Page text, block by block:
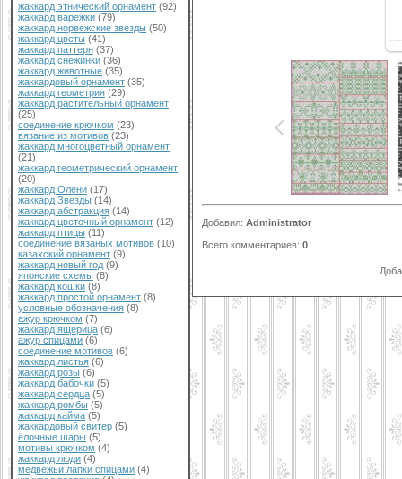
жаккард этнический орнамент (92)
жаккард варежки (79)
жаккард норвежские звезды (50)
жаккард цветы (41)
жаккард паттерн (37)
жаккард снежинки (36)
жаккард животные (35)
жаккардовый орнамент (35)
жаккард геометрия (29)
жаккард растительный орнамент
(25)
соединение крючком (23)
вязание из мотивов (23)
жаккард многоцветный орнамент
(21)
жаккард геометрический орнамент
(20)
жаккард Олени (17)
жаккард Звезды (14)
жаккард абстракция (14)
жаккард цветочный орнамент (12)
жаккард птицы (11)
соединение вязаных мотивов (10)
казахский орнамент (9)
жаккард новый год (9)
японские схемы (8)
жаккард кошки (8)
жаккард простой орнамент (8)
условные обозначения (8)
ажур крючком (7)
жаккард ящерица (6)
ажур спицами (6)
соединение мотивов (6)
жаккард листья (6)
жаккард розы (6)
жаккард бабочки (5)
жаккард сердца (5)
жаккард ромбы (5)
жаккард кайма (5)
жаккардовый свитер (5)
ёлочные шары (5)
мотивы крючком (4)
жаккард люди (4)
медвежьи лапки спицами (4)
Добавил: Administrator
Всего комментариев: 0